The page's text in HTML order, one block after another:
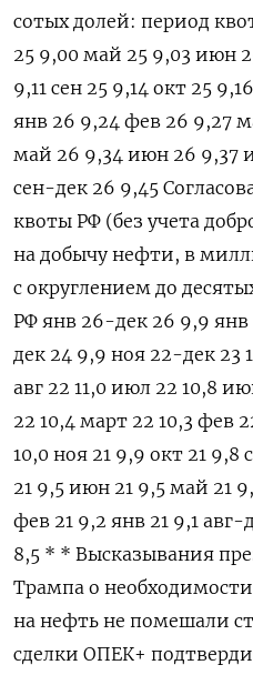
сотых долей: период
25 9,00 май 25 9,03 июн
9,11 сен 25 9,14 окт 25
янв 26 9,24 фев 26 9,27
май 26 9,34 июн 26 9,37
сен-дек 26 9,45
квоты РФ (без учета
на добычу нефти, в
с округлением до
РФ янв 26-дек 26 9,9
дек 24 9,9 ноя 22-дек 23
авг 22 11,0 июл 22 10,8
22 10,4 март 22 10,3 фев
10,0 ноя 21 9,9 окт 21 9,8
21 9,5 июн 21 9,5 май 21
фев 21 9,2 янв 21 9,1
8,5 * * Высказывания
Трампа о
на нефть не помешали
сделки ОПЕК+